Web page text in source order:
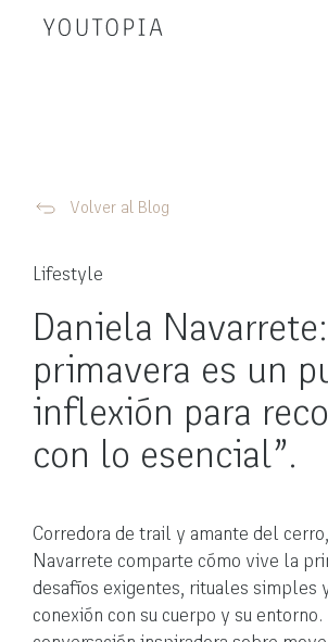
Volver al Blog
Lifestyle
Daniela Navarrete:
primavera es un
inflexión para
con lo esencial”.
Corredora de trail y amante del
Navarrete comparte cómo vive la
desafíos exigentes, rituales simples
conexión con su cuerpo y su entorno.